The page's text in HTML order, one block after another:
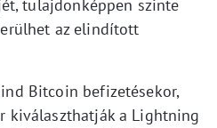
tulajdonképpen szinte
az elindított
Bitcoin befizetésekor,
kiválaszthatják a Lightning